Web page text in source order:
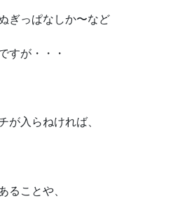
ぎっぱなしか〜など
すが・・・
が入らねければ、
ることや、